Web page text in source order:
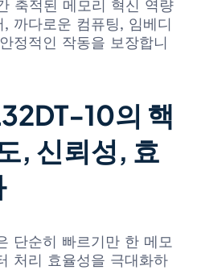
축적된 메모리 혁신 역량
까다로운 컴퓨팅, 임베디
정적인 작동을 보장합니
10의 핵
, 신뢰성, 효
단순히 빠르기만 한 메모
처리 효율성을 극대화하